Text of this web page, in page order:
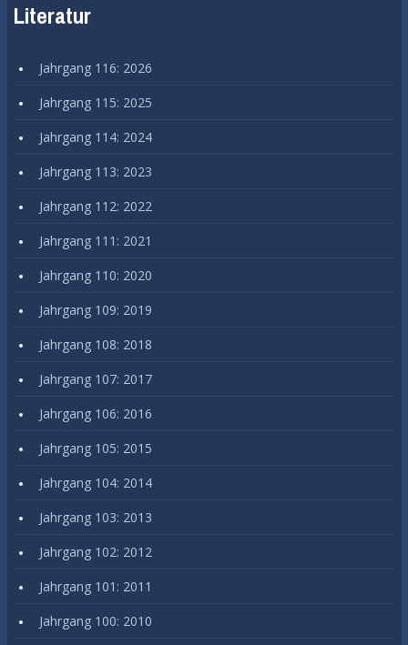
Literatur
Jahrgang 116: 2026
Jahrgang 115: 2025
Jahrgang 114: 2024
Jahrgang 113: 2023
Jahrgang 112: 2022
Jahrgang 111: 2021
Jahrgang 110: 2020
Jahrgang 109: 2019
Jahrgang 108: 2018
Jahrgang 107: 2017
Jahrgang 106: 2016
Jahrgang 105: 2015
Jahrgang 104: 2014
Jahrgang 103: 2013
Jahrgang 102: 2012
Jahrgang 101: 2011
Jahrgang 100: 2010